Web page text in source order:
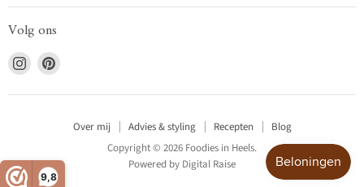
9,8
Volg ons
Vind
ons
op
Vind
op
Over mij Advies & styling Recepten
Blog
Copyright © 2026 Foodies in Heels.
Powered by Digital Raise